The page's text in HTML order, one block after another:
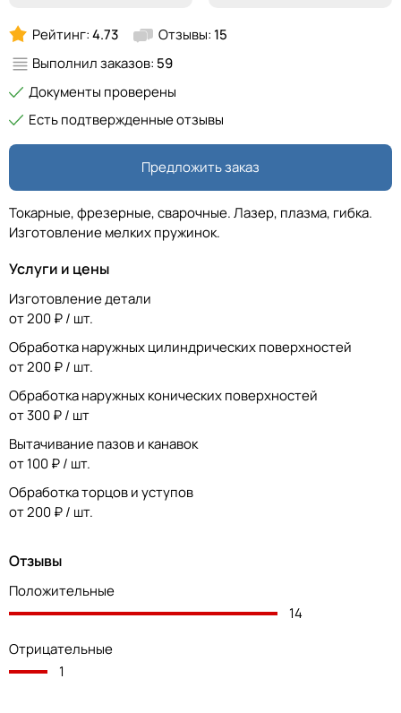
Рейтинг:4.73 Отзывы: 15
Выполнил заказов: 59
Документы проверены
Есть подтвержденные отзывы
Предложить заказ
Токарные, фрезерные, сварочные. Лазер, плазма, гибка.
Изготовление мелких пружинок.
Услуги и цены
Изготовление детали
от 200 ₽ / шт.
Обработка наружных цилиндрических поверхностей
от 200 ₽ / шт.
Обработка наружных конических поверхностей
от 300 ₽ / шт
Вытачивание пазов и канавок
от 100 ₽ / шт.
Обработка торцов и уступов
от 200 ₽ / шт.
Отзывы
Положительные
14
Отрицательные
1